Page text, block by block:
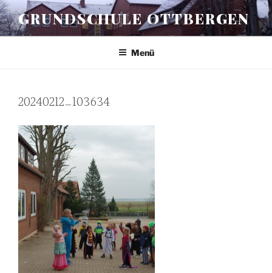
Zum
Inhalt
springen
GRUNDSCHULE OTTBERGEN
Menü
20240212_103634